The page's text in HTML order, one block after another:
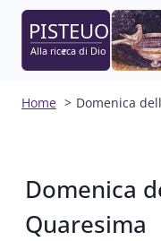
Salta
contenuto
Home Domenica
Domenica
Quaresima